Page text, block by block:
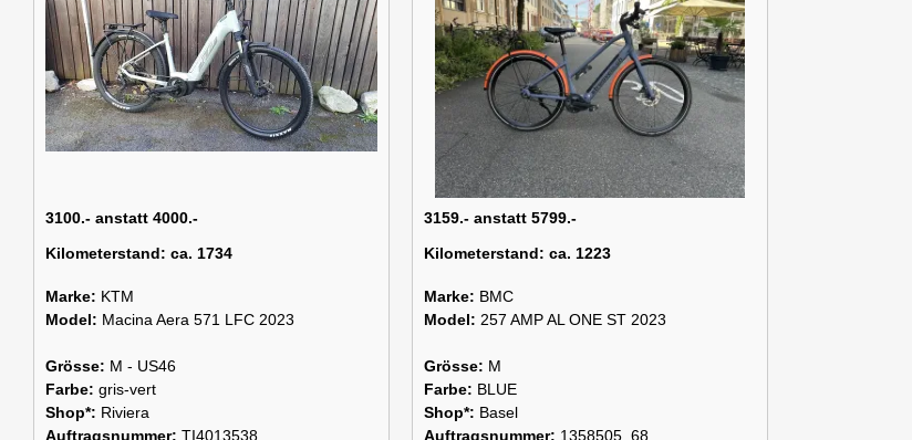
3100.- anstatt 4000.-
Kilometerstand: ca. 1734
Marke: KTM
Model: Macina Aera 571 LFC 2023
Grösse: M - US46
Farbe: gris-vert
Shop*: Riviera
Auftragsnummer: TI4013538
3159.- anstatt 5799.-
Kilometerstand: ca. 1223
Marke: BMC
Model: 257 AMP AL ONE ST 2023
Grösse: M
Farbe: BLUE
Shop*: Basel
Auftragsnummer: 1358505_68